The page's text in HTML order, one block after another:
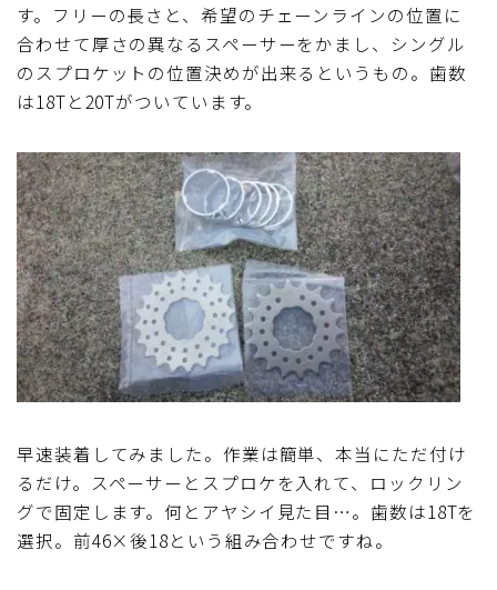
ブルベレポート2020
ブルベレポート2019
ブルベレポート2018
ブルベレポート2017
ブルベレポート2016
ブルべレポート2015
ブルべレポート2013
ブルべレポート2012
す。フリーの長さと、希望のチェーンラインの位置に
合わせて厚さの異なるスペーサーをかまし、シングル
のスプロケットの位置決めが出来るというもの。歯数
は18Tと20Tがついています。
早速装着してみました。作業は簡単、本当にただ付け
るだけ。スペーサーとスプロケを入れて、ロックリン
グで固定します。何とアヤシイ見た目…。歯数は18Tを
選択。前46×後18という組み合わせですね。